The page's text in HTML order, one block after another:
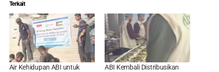
Terkait
Air Kehidupan ABI untuk
ABI Kembali Distribusikan